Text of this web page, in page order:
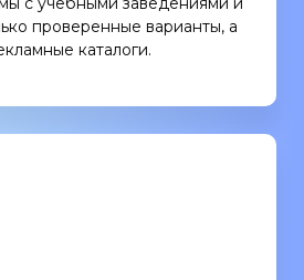
проверенные варианты, а
каталоги.